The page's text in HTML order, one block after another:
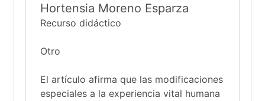
Hortensia Moreno Esparza
Recurso didáctico
Otro
El artículo afirma que las modificaciones
especiales a la experiencia vital humana